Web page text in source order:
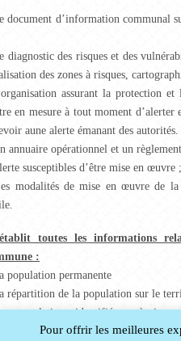
document d’information communal
diagnostic des risques et des
des zones à risques,
assurant la protection
en mesure à tout moment
aune alerte émanant des autorités.
annuaire opérationnel et un
susceptibles d’être mise en œuvre ;
modalités de mise en œuvre de la
toutes les informations
:
population permanente
répartition de la population sur le
populations identifiées « à
et d’adolescents
Pour offrir les meilleures